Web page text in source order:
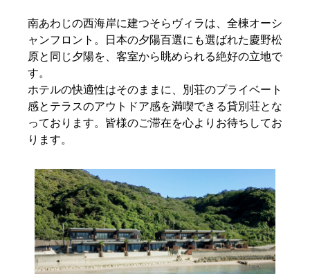
南あわじの西海岸に建つそらヴィラは、全棟オーシ
ャンフロント。日本の夕陽百選にも選ばれた慶野松
原と同じ夕陽を、客室から眺められる絶好の立地で
す。
ホテルの快適性はそのままに、別荘のプライベート
感とテラスのアウトドア感を満喫できる貸別荘とな
っております。皆様のご滞在を心よりお待ちしてお
ります。